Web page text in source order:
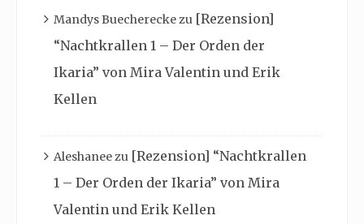
Mandys Buechereckezu [Rezension]
“Nachtkrallen 1 – Der Orden der
Ikaria” von Mira Valentin und Erik
Kellen
Aleshaneezu [Rezension] “Nachtkrallen
1 – Der Orden der Ikaria” von Mira
Valentin und Erik Kellen